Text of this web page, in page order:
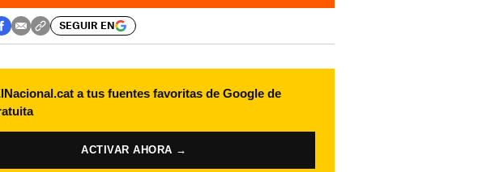
SEGUIR EN
a tus fuentes favoritas de Google de
ACTIVAR AHORA →